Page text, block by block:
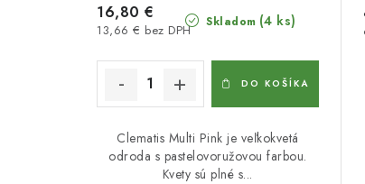
Skladom (4 ks)
13,66 € bez DPH
16,80 €
DO KOŠÍKA
Clematis Multi Pink je veľkokvetá
odroda s pastelovoružovou farbou.
Kvety sú plné s...